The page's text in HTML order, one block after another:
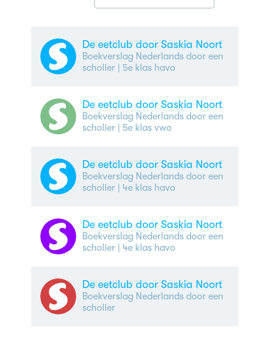
De eetclub door Saskia Noort
Boekverslag Nederlands door een
scholier| 5e klas havo
De eetclub door Saskia Noort
Boekverslag Nederlands door een
scholier| 5e klas vwo
De eetclub door Saskia Noort
Boekverslag Nederlands door een
scholier| 4e klas havo
De eetclub door Saskia Noort
Boekverslag Nederlands door een
scholier| 4e klas havo
De eetclub door Saskia Noort
Boekverslag Nederlands door een
scholier